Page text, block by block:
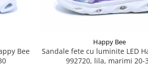
Bee
Happy Bee
Sandale fete cu luminite LED
992720, lila, marimi 20-